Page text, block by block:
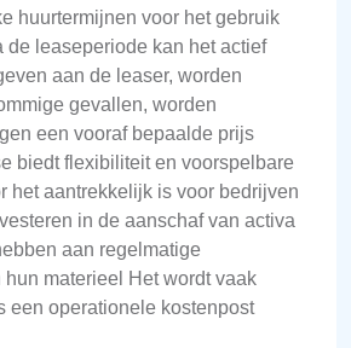
huurtermijnen voor het gebruik
de leaseperiode kan het actief
aan de leaser, worden
gevallen, worden
een vooraf bepaalde prijs
biedt flexibiliteit en voorspelbare
het aantrekkelijk is voor bedrijven
in de aanschaf van activa
aan regelmatige
materieel Het wordt vaak
een operationele kostenpost